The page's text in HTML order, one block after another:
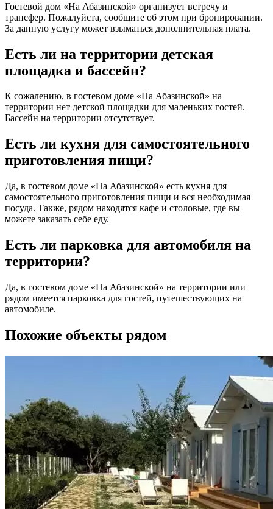
Гостевой дом «На Абазинской» организует встречу и
трансфер. Пожалуйста, сообщите об этом при бронировании.
За данную услугу может взыматься дополнительная плата.
Есть ли на территории детская
площадка и бассейн?
К сожалению, в гостевом доме «На Абазинской» на
территории нет детской площадки для маленьких гостей.
Бассейн на территории отсутствует.
Есть ли кухня для самостоятельного
приготовления пищи?
Да, в гостевом доме «На Абазинской» есть кухня для
самостоятельного приготовления пищи и вся необходимая
посуда. Также, рядом находятся кафе и столовые, где вы
можете заказать себе еду.
Есть ли парковка для автомобиля на
территории?
Да, в гостевом доме «На Абазинской» на территории или
рядом имеется парковка для гостей, путешествующих на
автомобиле.
Похожие объекты рядом